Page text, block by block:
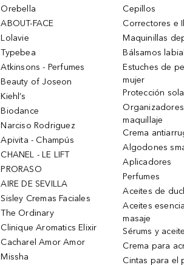
Orebella
ABOUT-FACE
Lolavie
Typebea
Atkinsons - Perfumes
Beauty of Joseon
Kiehl’s
Biodance
Narciso Rodriguez
Apivita - Champús
CHANEL - LE LIFT
PRORASO
AIRE DE SEVILLA
Sisley Cremas Faciales
The Ordinary
Clinique Aromatics Elixir
Cacharel Amor Amor
Missha
Cepillos
Correctores e
Maquinillas
Bálsamos
Estuches de
mujer
Protección
maquillaje
Crema
Algodones
Aplicadores
Perfumes
Aceites de
Aceites
masaje
Sérums y
Crema para
Cintas para el